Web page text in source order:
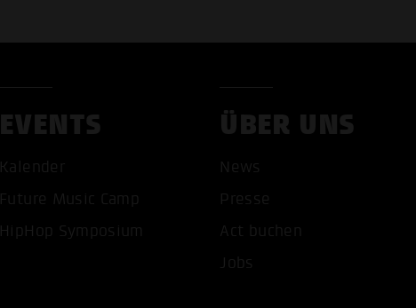
EVENTS
Kalender
Future Music Camp
HipHop Symposium
ÜBER UNS
News
Presse
Act buchen
Jobs